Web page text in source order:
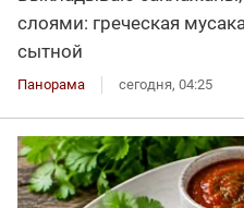
слоями: греческая
сытной
Панорама сегодня, 04:25